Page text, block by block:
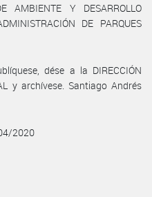
AMBIENTE Y DESARROLLO
DE PARQUES
dése a la DIRECCIÓN
y archívese. Santiago Andrés
2020